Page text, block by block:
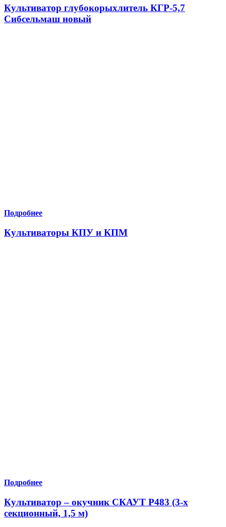
Культиватор глубокорыхлитель КГР-5,7
Сибсельмаш новый
Подробнее
Культиваторы КПУ и КПМ
Подробнее
Культиватор – окучник СКАУТ P483 (3-х
секционный, 1,5 м)